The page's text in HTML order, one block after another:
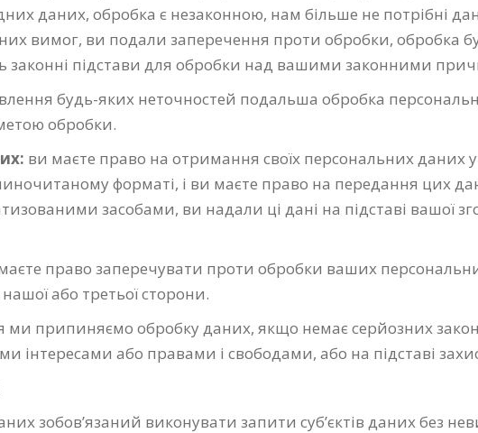
даних, обробка є незаконною, нам більше не потрібні
вимог, ви подали заперечення проти обробки, обробка
законні підстави для обробки над вашими законними
будь-яких неточностей подальша обробка
обробки.
ви маєте право на отримання своїх персональних даних
форматі, і ви маєте право на передання цих
засобами, ви надали ці дані на підставі вашої
право заперечувати проти обробки ваших
нашої або третьої сторони.
ми припиняємо обробку даних, якщо немає серйозних
інтересами або правами і свободами, або на підставі
зобов’язаний виконувати запити суб’єктів даних без